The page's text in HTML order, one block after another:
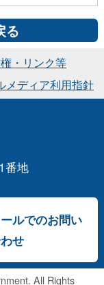
る
・リンク等
メディア利用指針
番地
ルでのお問い
せ
All Rights